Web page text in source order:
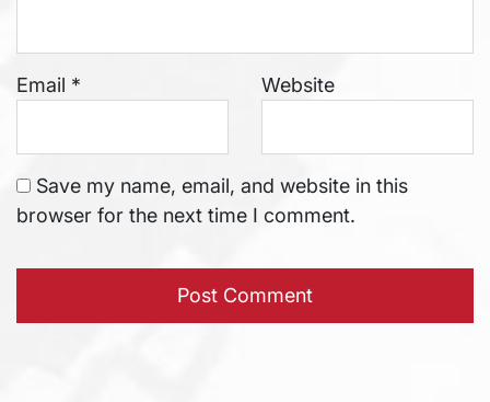
Email * Website
Save my name, email, and website in this
browser for the next time I comment.